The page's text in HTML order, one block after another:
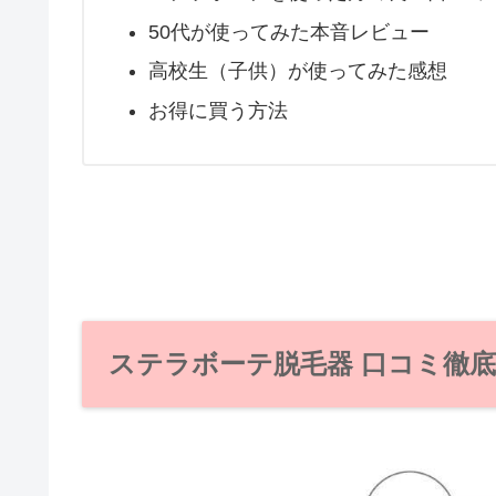
50代が使ってみた本音レビュー
高校生（子供）が使ってみた感想
お得に買う方法
ステラボーテ脱毛器 口コミ徹